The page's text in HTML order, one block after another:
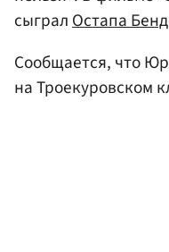
сыгралОстапа
Сообщается, что
на Троекуровском